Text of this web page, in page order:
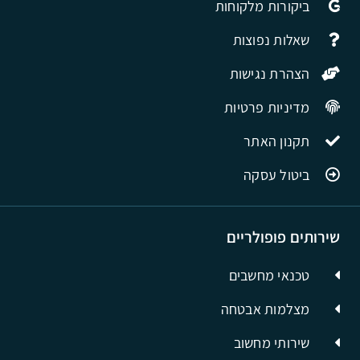
שירותים פופולריים
טכנאי מחשבים
מצלמות אבטחה
שירותי מחשוב
ביקורות מלקוחות
שאלות נפוצות
הצהרת נגישות
מדיניות פרטיות
תקנון האתר
ביטול עסקה